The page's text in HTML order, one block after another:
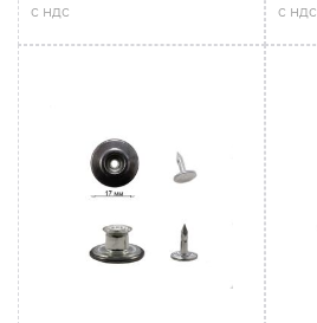
с ндс с ндс